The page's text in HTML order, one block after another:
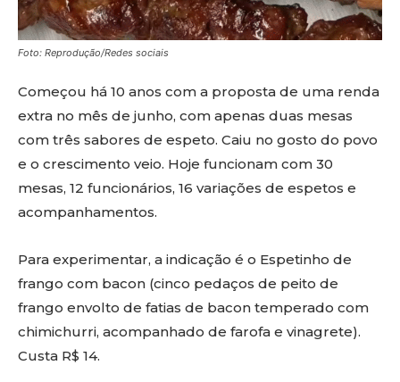
Foto: Reprodução/Redes sociais
Começou há 10 anos com a proposta de uma renda
extra no mês de junho, com apenas duas mesas
com três sabores de espeto. Caiu no gosto do povo
e o crescimento veio. Hoje funcionam com 30
mesas, 12 funcionários, 16 variações de espetos e
acompanhamentos.
Para experimentar, a indicação é o Espetinho de
frango com bacon (cinco pedaços de peito de
frango envolto de fatias de bacon temperado com
chimichurri, acompanhado de farofa e vinagrete).
Custa R$ 14.